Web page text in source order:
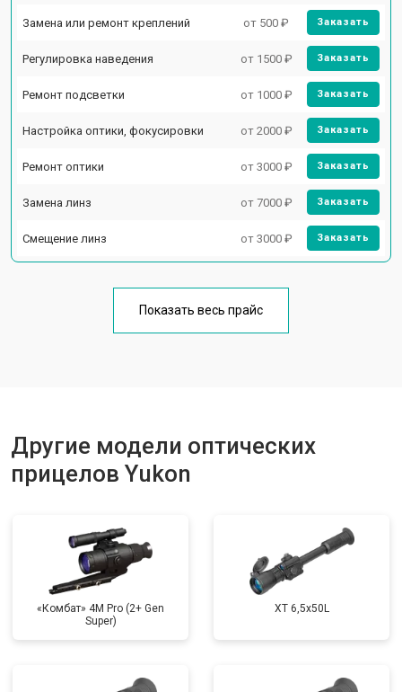
Замена или ремонт креплений от 500 ₽ Заказать
Регулировка наведения от 1500 ₽ Заказать
Ремонт подсветки от 1000 ₽ Заказать
Настройка оптики, фокусировки от 2000 ₽ Заказать
Ремонт оптики от 3000 ₽ Заказать
Замена линз от 7000 ₽ Заказать
Смещение линз от 3000 ₽ Заказать
Показать весь прайс
Другие модели оптических
прицелов Yukon
«Комбат» 4M Pro (2+ Gen
Super)
XT 6,5x50L